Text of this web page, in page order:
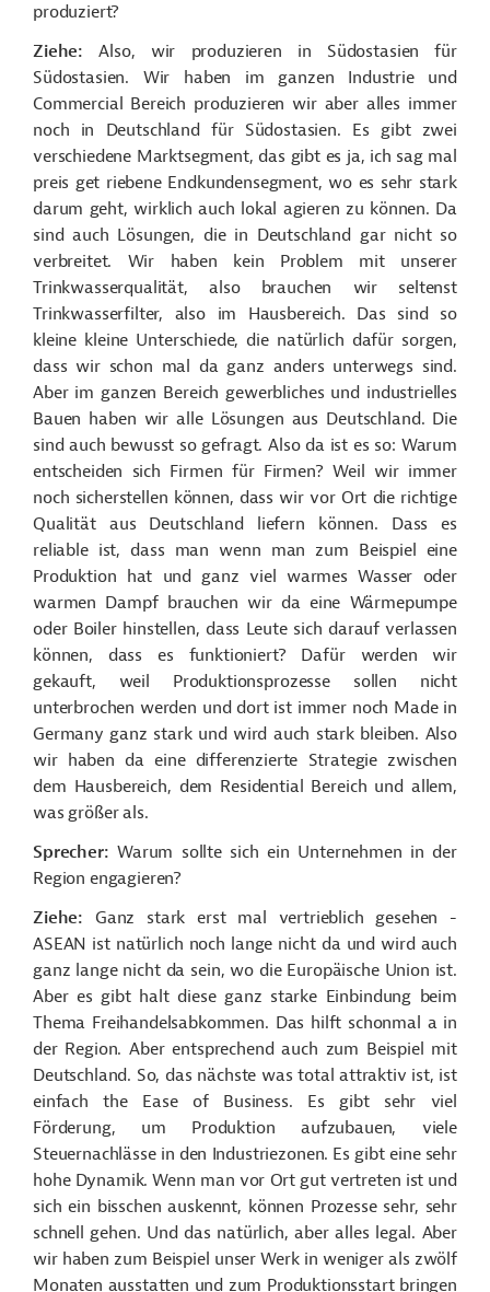
produziert?
Ziehe: Also, wir produzieren in Südostasien für
Südostasien. Wir haben im ganzen Industrie und
Commercial Bereich produzieren wir aber alles immer
noch in Deutschland für Südostasien. Es gibt zwei
verschiedene Marktsegment, das gibt es ja, ich sag mal
preis get riebene Endkundensegment, wo es sehr stark
darum geht, wirklich auch lokal agieren zu können. Da
sind auch Lösungen, die in Deutschland gar nicht so
verbreitet. Wir haben kein Problem mit unserer
Trinkwasserqualität, also brauchen wir seltenst
Trinkwasserfilter, also im Hausbereich. Das sind so
kleine kleine Unterschiede, die natürlich dafür sorgen,
dass wir schon mal da ganz anders unterwegs sind.
Aber im ganzen Bereich gewerbliches und industrielles
Bauen haben wir alle Lösungen aus Deutschland. Die
sind auch bewusst so gefragt. Also da ist es so: Warum
entscheiden sich Firmen für Firmen? Weil wir immer
noch sicherstellen können, dass wir vor Ort die richtige
Qualität aus Deutschland liefern können. Dass es
reliable ist, dass man wenn man zum Beispiel eine
Produktion hat und ganz viel warmes Wasser oder
warmen Dampf brauchen wir da eine Wärmepumpe
oder Boiler hinstellen, dass Leute sich darauf verlassen
können, dass es funktioniert? Dafür werden wir
gekauft, weil Produktionsprozesse sollen nicht
unterbrochen werden und dort ist immer noch Made in
Germany ganz stark und wird auch stark bleiben. Also
wir haben da eine differenzierte Strategie zwischen
dem Hausbereich, dem Residential Bereich und allem,
was größer als.
Sprecher: Warum sollte sich ein Unternehmen in der
Region engagieren?
Ziehe: Ganz stark erst mal vertrieblich gesehen -
ASEAN ist natürlich noch lange nicht da und wird auch
ganz lange nicht da sein, wo die Europäische Union ist.
Aber es gibt halt diese ganz starke Einbindung beim
Thema Freihandelsabkommen. Das hilft schonmal a in
der Region. Aber entsprechend auch zum Beispiel mit
Deutschland. So, das nächste was total attraktiv ist, ist
einfach the Ease of Business. Es gibt sehr viel
Förderung, um Produktion aufzubauen, viele
Steuernachlässe in den Industriezonen. Es gibt eine sehr
hohe Dynamik. Wenn man vor Ort gut vertreten ist und
sich ein bisschen auskennt, können Prozesse sehr, sehr
schnell gehen. Und das natürlich, aber alles legal. Aber
wir haben zum Beispiel unser Werk in weniger als zwölf
Monaten ausstatten und zum Produktionsstart bringen